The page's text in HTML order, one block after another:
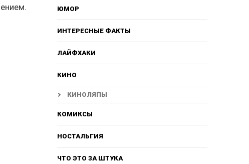
ЮМОР
ИНТЕРЕСНЫЕ ФАКТЫ
ЛАЙФХАКИ
КИНО
КИНОЛЯПЫ
КОМИКСЫ
НОСТАЛЬГИЯ
ЧТО ЭТО ЗА ШТУКА